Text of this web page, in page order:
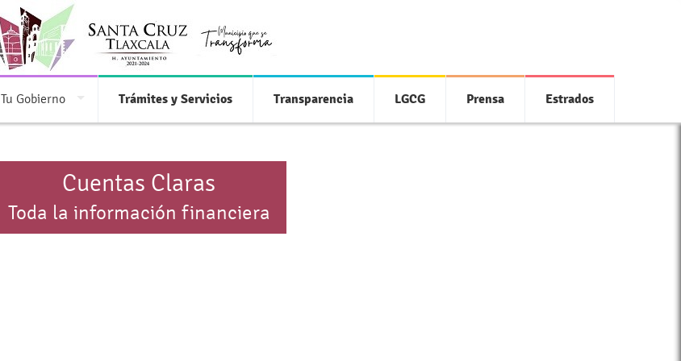
Tu Gobierno Trámites y Servicios Transparencia LGCG Prensa Estrados
Cuentas Claras
Toda la información financiera